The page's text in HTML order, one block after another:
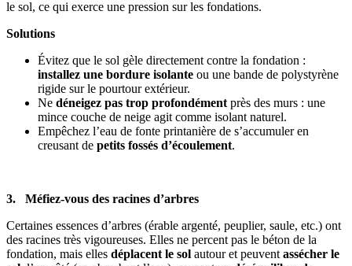
le sol, ce qui exerce une pression sur les fondations.
Solutions
Évitez que le sol gèle directement contre la fondation :
installez une bordure isolante ou une bande de polystyrène
rigide sur le pourtour extérieur.
Ne déneigez pas trop profondément près des murs : une
mince couche de neige agit comme isolant naturel.
Empêchez l’eau de fonte printanière de s’accumuler en
creusant de petits fossés d’écoulement.
3. Méfiez-vous des racines d’arbres
Certaines essences d’arbres (érable argenté, peuplier, saule, etc.) ont
des racines très vigoureuses. Elles ne percent pas le béton de la
fondation, mais elles déplacent le sol autour et peuvent assécher le